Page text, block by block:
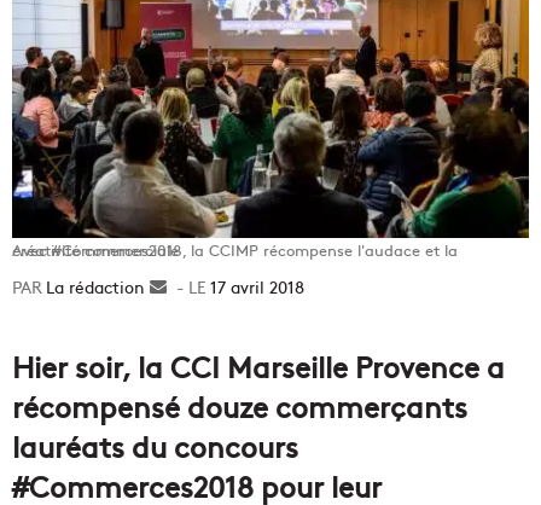
Avec #Commerces2018, la CCIMP récompense l'audace et la créativité commerciale
La rédaction
Envoyer17 avril 2018
Hier soir, la CCI Marseille Provence a
récompensé douze commerçants
lauréats du concours
#Commerces2018 pour leur